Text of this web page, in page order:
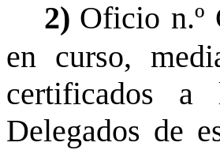
2) Oficio n.º
en curso,
certificados a
Delegados de